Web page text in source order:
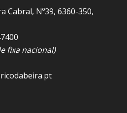
Cabral, Nº39, 6360-350,
fixa nacional)